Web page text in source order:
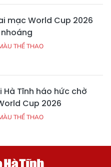
mạc World Cup 2026
THỂ THAO
Hà Tĩnh háo hức chờ
Cup 2026
THỂ THAO